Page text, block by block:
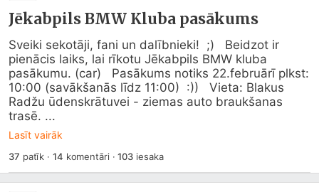
Jēkabpils BMW Kluba pasākums
Sveiki sekotāji, fani un dalībnieki!  ;)   Beidzot ir
pienācis laiks, lai rīkotu Jēkabpils BMW kluba
pasākumu. (car)   Pasākums notiks 22.februārī plkst:
10:00 (savākšanās līdz 11:00)  :))   Vieta: Blakus
Radžu ūdenskrātuvei - ziemas auto braukšanas
trasē. ...
Lasīt vairāk
37 patīk · 14 komentāri ·103 iesaka